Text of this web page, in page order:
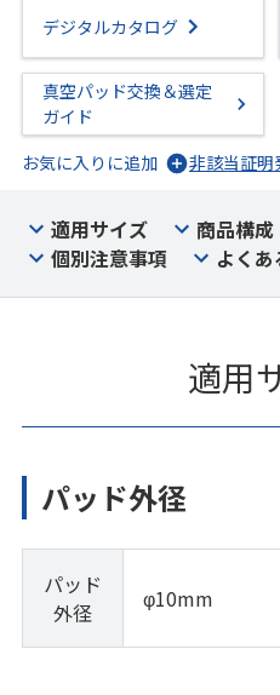
デジタルカタログ
真空パッド交換＆選定
ガイド
お気に入りに追加
非該当証明
適用サイズ 商品構成
個別注意事項
よく
適用
パッド外径
パッド
外径
φ10mm